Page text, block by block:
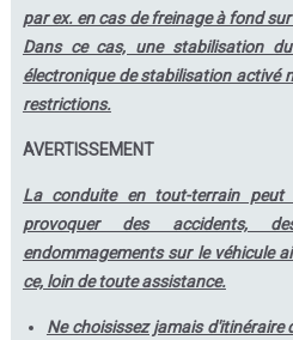
par ex. en cas de freinage à fond
Dans ce cas, une stabilisation
électronique de stabilisation activé
restrictions.
AVERTISSEMENT
La conduite en tout-terrain peut
provoquer des accidents,
endommagements sur le véhicule
ce, loin de toute assistance.
Ne choisissez jamais d'itinéraire